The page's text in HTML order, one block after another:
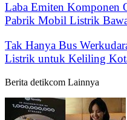
Laba Emiten Komponen
Pabrik Mobil Listrik
Tak Hanya Bus
Listrik untuk Keliling
Berita detikcom Lainnya